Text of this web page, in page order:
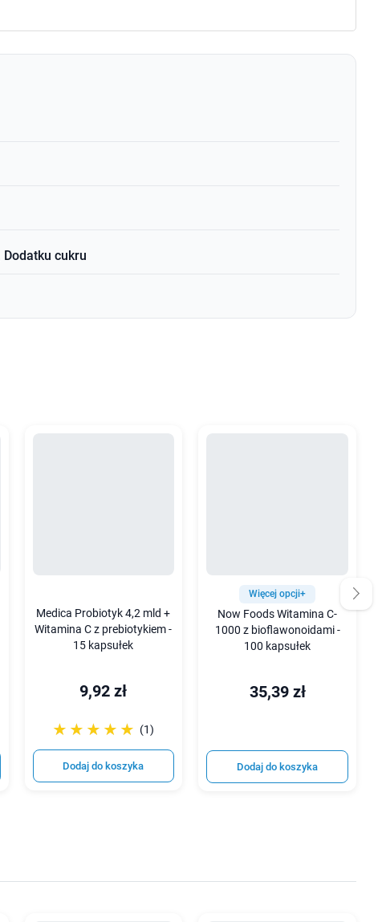
Dodatku cukru
Medica Probiotyk 4,2 mld +
Witamina C z prebiotykiem -
15 kapsułek
9,92 zł
☆☆☆☆☆
★★★★★ (1)
Dodaj do koszyka
Więcej opcji+
Now Foods Witamina C-
1000 z bioflawonoidami -
100 kapsułek
35,39 zł
Dodaj do koszyka